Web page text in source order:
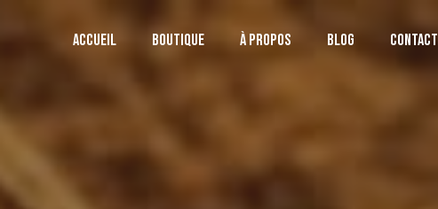
ACCUEIL BOUTIQUE À PROPOS BLOG CONTACT